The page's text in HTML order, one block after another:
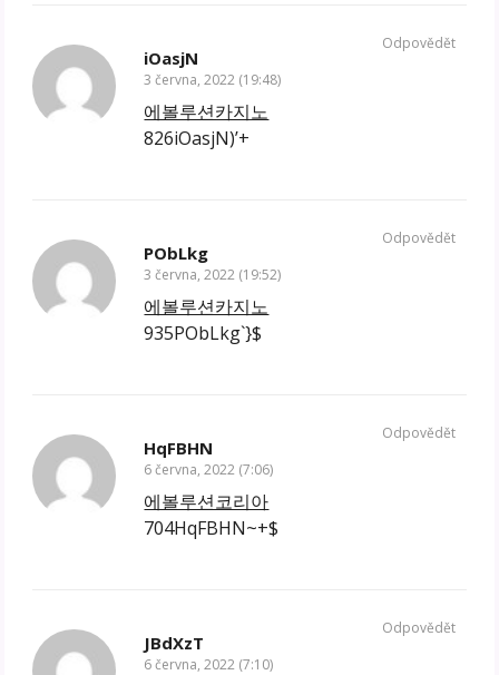
iOasjN
3 června, 2022 (19:48)
에볼루션카지노
826iOasjN)’+
Odpovědět
PObLkg
3 června, 2022 (19:52)
에볼루션카지노
935PObLkg`}$
Odpovědět
HqFBHN
6 června, 2022 (7:06)
에볼루션코리아
704HqFBHN~+$
Odpovědět
JBdXzT
6 června, 2022 (7:10)
Odpovědět